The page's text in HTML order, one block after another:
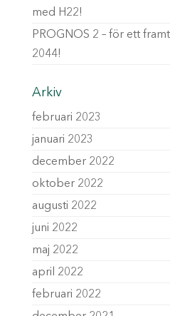
med H22!
PROGNOS 2 – för ett
2044!
Arkiv
februari 2023
januari 2023
december 2022
oktober 2022
augusti 2022
juni 2022
maj 2022
april 2022
februari 2022